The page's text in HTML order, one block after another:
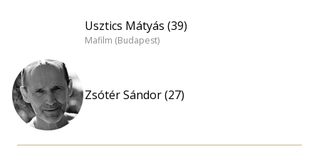
Usztics Mátyás (39)
Mafilm (Budapest)
Zsótér Sándor (27)